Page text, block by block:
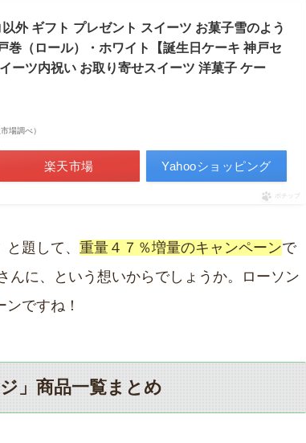
外 ギフト プレゼント スイーツ お菓子雪のよう
巻（ロール）・ホワイト【誕生日ケーキ 神戸セ
ーツ内祝い お取り寄せスイーツ 洋菓子 ケー
場調べ）
楽天市場 Yahooショッピング
ポチップ
題して、 重量４７％増量のキャンペーンで
んに、という想いからでしょうか。ローソン
ですね！
」商品一覧まとめ